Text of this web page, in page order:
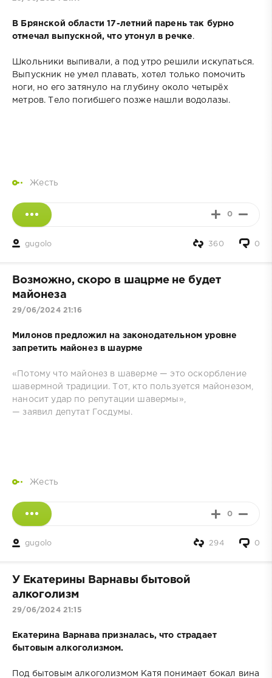
В Брянской области 17-летний парень так бурно
отмечал выпускной, что утонул в речке.
Школьники выпивали, а под утро решили искупаться.
Выпускник не умел плавать, хотел только помочить
ноги, но его затянуло на глубину около четырёх
метров. Тело погибшего позже нашли водолазы.
Жесть
0
gugolo 0
360
Возможно, скоро в шацрме не будет
майонеза
29/06/2024 21:16
Милонов предложил на законодательном уровне
запретить майонез в шаурме
«Потому что майонез в шаверме — это оскорбление
шавермной традиции. Тот, кто пользуется майонезом,
наносит удар по репутации шавермы»,
— заявил депутат Госдумы.
Жесть
0
gugolo 0
294
У Екатерины Варнавы бытовой
алкоголизм
29/06/2024 21:15
Екатерина Варнава призналась, что страдает
бытовым алкоголизмом.
Под бытовым алкоголизмом Катя понимает бокал вина